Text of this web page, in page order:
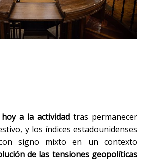
a la actividad tras permanecer
y los índices estadounidenses
signo mixto en un contexto
de las tensiones geopolíticas